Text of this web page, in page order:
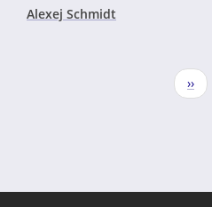
Alexej Schmidt
››